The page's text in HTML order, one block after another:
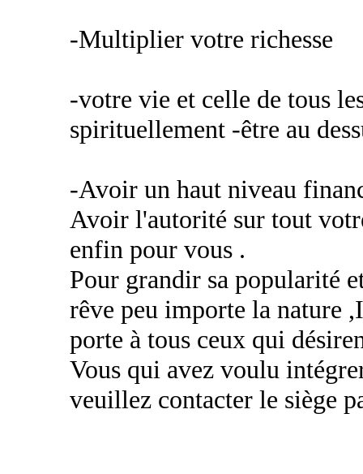
-Multiplier votre richesse
-votre vie et celle de tous
spirituellement -être au
-Avoir un haut niveau
Avoir l'autorité sur tout
enfin pour vous .
Pour grandir sa popularité
rêve peu importe la
porte à tous ceux qui
Vous qui avez voulu
veuillez contacter le siège